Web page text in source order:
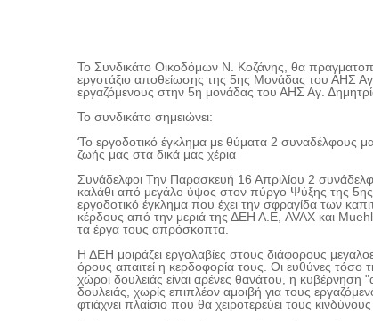
Το Συνδικάτο Οικοδόμων Ν. Κοζάνης, θα
εργοτάξιο αποθείωσης της 5ης Μονάδας του ΑΗΣ
εργαζόμενους στην 5η μονάδας του ΑΗΣ Αγ.
Το συνδικάτο σημειώνει:
‘Το εργοδοτικό έγκλημα με θύματα 2 συναδέλφους
ζωής μας στα δικά μας χέρια
Συνάδελφοι Την Παρασκευή 16 Απριλίου 2
καλάθι από μεγάλο ύψος στον πύργο Ψύξης της
εργοδοτικό έγκλημα που έχει την σφραγίδα των
κέρδους από την μεριά της ΔΕΗ Α.Ε, AVAX και
τα έργα τους απρόσκοπτα.
Η ΔΕΗ μοιράζει εργολαβίες στους διάφορους
όρους απαιτεί η κερδοφορία τους. Οι ευθύνες τόσο
χώροι δουλειάς είναι αρένες θανάτου, η κυβέρνηση
δουλειάς, χωρίς επιπλέον αμοιβή για τους
φτιάχνει πλαίσιο που θα χειροτερεύει τους